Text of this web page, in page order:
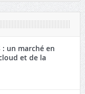
: un marché en
et de la